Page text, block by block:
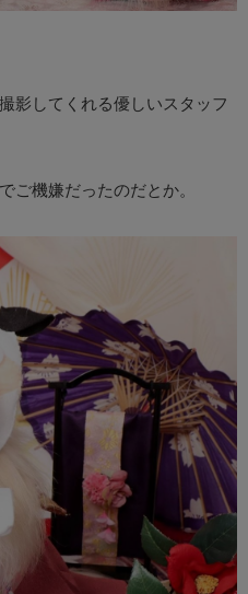
影してくれる優しいスタッフ
ご機嫌だったのだとか。